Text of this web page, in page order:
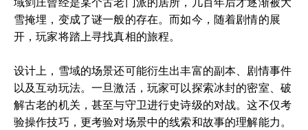
域剑庄曾经是某个古老门派的居所，几百年后才逐渐被大
雪掩埋，变成了谜一般的存在。而如今，随着剧情的展
开，玩家将踏上寻找真相的旅程。
设计上，雪域的场景还可能衍生出丰富的副本、剧情事件
以及互动玩法。一旦激活，玩家可以探索冰封的密室、破
解古老的机关，甚至与守卫进行史诗级的对战。这不仅考
验操作技巧，更考验对场景中的线索和故事的理解能力。